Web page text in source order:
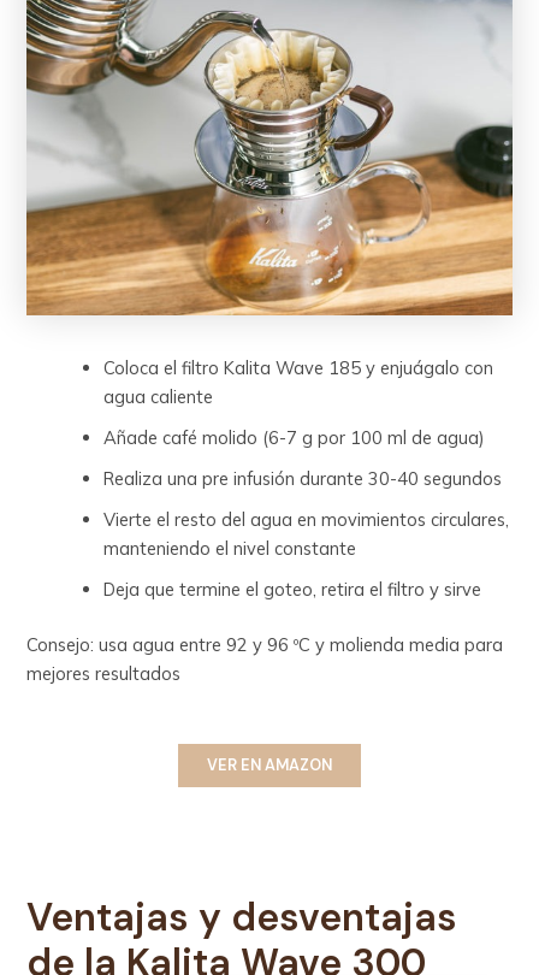
Coloca el filtro Kalita Wave 185 y enjuágalo con
agua caliente
Añade café molido (6-7 g por 100 ml de agua)
Realiza una pre infusión durante 30-40 segundos
Vierte el resto del agua en movimientos circulares,
manteniendo el nivel constante
Deja que termine el goteo, retira el filtro y sirve
Consejo: usa agua entre 92 y 96 ºC y molienda media para
mejores resultados
VER EN AMAZON
Ventajas y desventajas
de la Kalita Wave 300